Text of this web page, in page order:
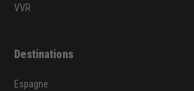
VVR
Destinations
Espagne